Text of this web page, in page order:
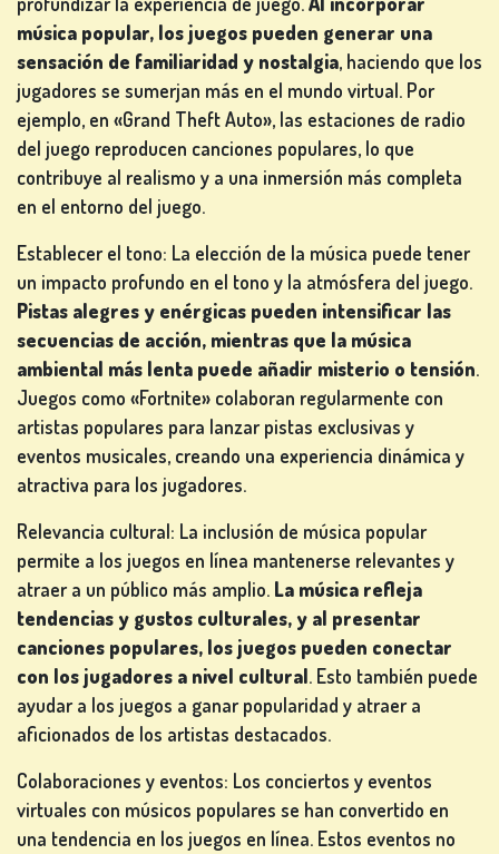
música popular, los juegos pueden generar una
sensación de familiaridad y nostalgia, haciendo que los
jugadores se sumerjan más en el mundo virtual. Por
ejemplo, en «Grand Theft Auto», las estaciones de radio
del juego reproducen canciones populares, lo que
contribuye al realismo y a una inmersión más completa
en el entorno del juego.
Establecer el tono: La elección de la música puede tener
un impacto profundo en el tono y la atmósfera del juego.
Pistas alegres y enérgicas pueden intensificar las
secuencias de acción, mientras que la música
ambiental más lenta puede añadir misterio o tensión.
Juegos como «Fortnite» colaboran regularmente con
artistas populares para lanzar pistas exclusivas y
eventos musicales, creando una experiencia dinámica y
atractiva para los jugadores.
Relevancia cultural: La inclusión de música popular
permite a los juegos en línea mantenerse relevantes y
atraer a un público más amplio. La música refleja
tendencias y gustos culturales, y al presentar
canciones populares, los juegos pueden conectar
con los jugadores a nivel cultural. Esto también puede
ayudar a los juegos a ganar popularidad y atraer a
aficionados de los artistas destacados.
Colaboraciones y eventos: Los conciertos y eventos
virtuales con músicos populares se han convertido en
una tendencia en los juegos en línea. Estos eventos no